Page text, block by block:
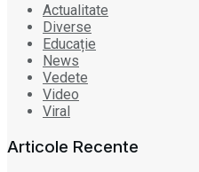
Actualitate
Diverse
Educație
News
Vedete
Video
Viral
Articole Recente